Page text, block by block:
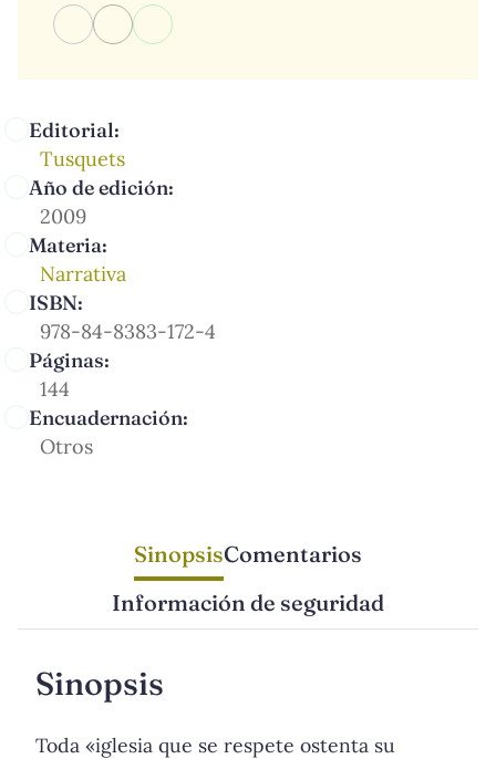
Editorial:
Tusquets
Año de edición:
2009
Materia:
Narrativa
ISBN:
978-84-8383-172-4
Páginas:
144
Encuadernación:
Otros
SinopsisComentarios
Información de seguridad
Sinopsis
Toda «iglesia que se respete ostenta su